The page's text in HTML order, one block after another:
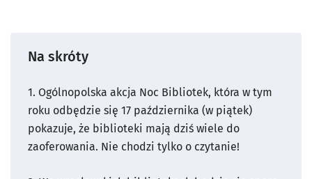
Na skróty
1. Ogólnopolska akcja Noc Bibliotek, która w tym
roku odbędzie się 17 października (w piątek)
pokazuje, że biblioteki mają dziś wiele do
zaoferowania. Nie chodzi tylko o czytanie!